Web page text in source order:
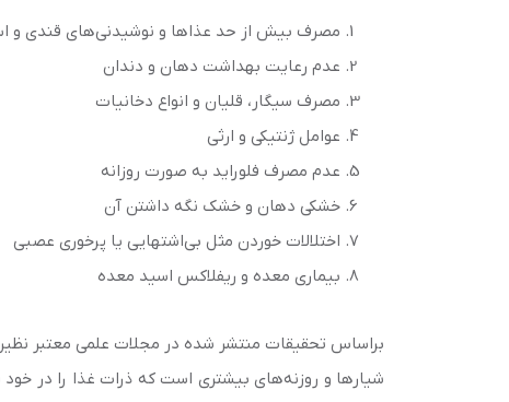
مصرف بیش از حد عذاها و نوشیدنی‌های قندی و
عدم رعایت بهداشت دهان و دندان
مصرف سیگار، قلیان و انواع دخانیات
عوامل ژنتیکی و ارثی
عدم مصرف فلوراید به صورت روزانه
خشکی دهان و خشک نگه داشتن آن
اختلالات خوردن مثل بی‌اشتهایی یا پرخوری عصبی
بیماری معده و ریفلاکس اسید معده
براساس تحقیقات منتشر شده در مجلات علمی معتبر نظیر
شیارها و روزنه‌های بیشتری است که ذرات غذا را در